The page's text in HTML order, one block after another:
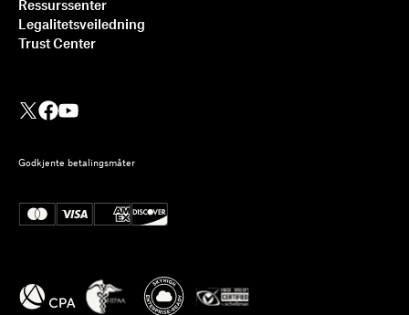
Integrering av Dropbox Sign
trinnvis veiledning
Ressurssenter
Legalitetsveiledning
Trust Center
Godkjente betalingsmåter